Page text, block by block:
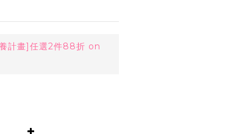
計畫]任選2件88折 on